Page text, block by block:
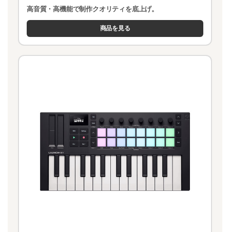
高音質・高機能で制作クオリティを底上げ。
商品を見る